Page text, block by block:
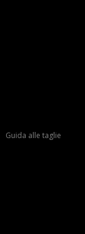
Guida alle taglie